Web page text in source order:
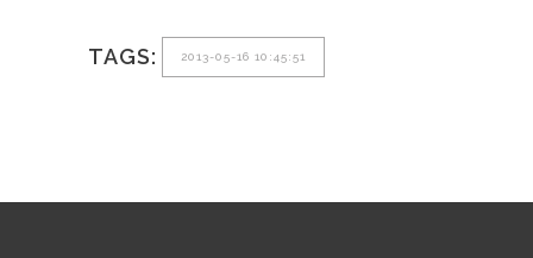
TAGS: 2013-05-16 10:45:51